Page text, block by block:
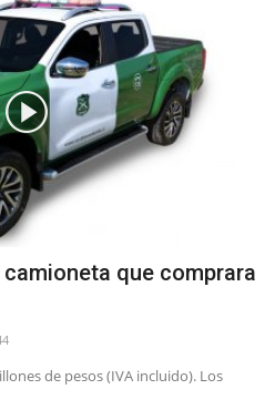
que comprara
de pesos (IVA incluido). Los